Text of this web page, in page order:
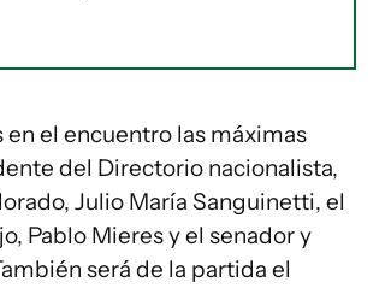
el encuentro las máximas
del Directorio nacionalista,
Julio María Sanguinetti, el
Pablo Mieres y el senador y
será de la partida el